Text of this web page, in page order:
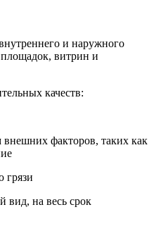
и наружного
витрин и
качеств:
внешних факторов, таких как
грязи
вид, на весь срок